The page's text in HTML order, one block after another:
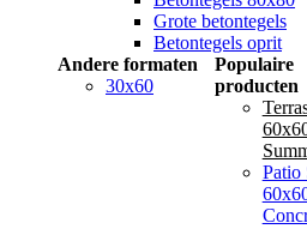
Grote betontegels
Betontegels oprit
Andere formaten
30x60
Populaire
producten
Patio